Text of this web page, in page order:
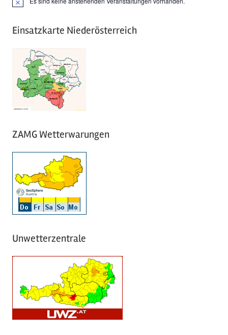
Hinweis
Einsatzkarte Niederösterreich
ZAMG Wetterwarungen
Unwetterzentrale